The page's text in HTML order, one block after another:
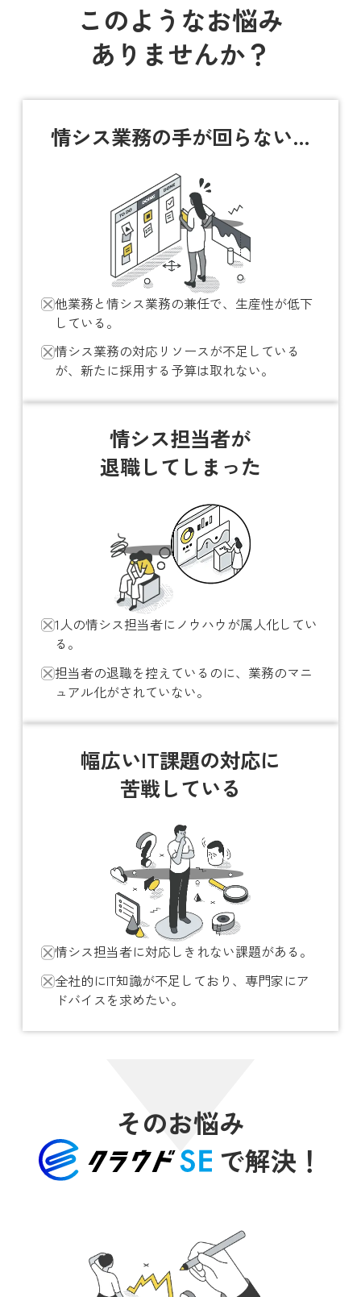
このようなお悩み
ありませんか？
情シス業務の手が回らない…
他業務と情シス業務の兼任で、生産性が低下
している。
情シス業務の対応リソースが不足している
が、新たに採用する予算は取れない。
情シス担当者が
退職してしまった
1人の情シス担当者にノウハウが属人化してい
る。
担当者の退職を控えているのに、業務のマニ
ュアル化がされていない。
幅広いIT課題の対応に
苦戦している
情シス担当者に対応しきれない課題がある。
全社的にIT知識が不足しており、専門家にア
ドバイスを求めたい。
そのお悩み
で解決！